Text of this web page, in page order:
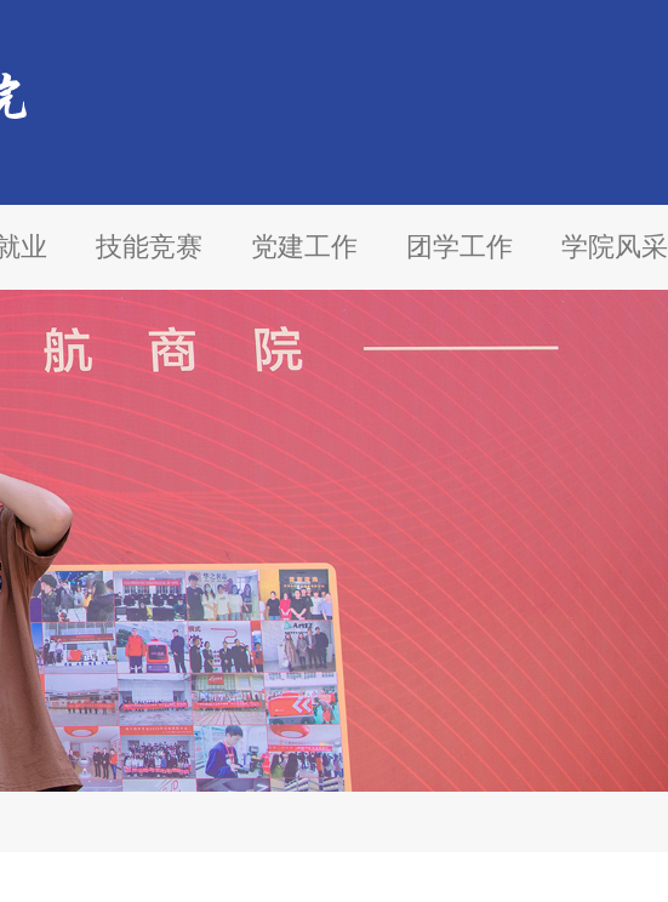
业 技能竞赛 党建工作 团学工作 学院风采